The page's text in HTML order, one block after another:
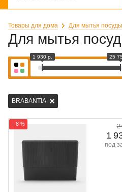
Товары для дома Для мытья посуды
Для мытья
1 930 р. 25
BRABANTIA
− 8 % 2
1
под